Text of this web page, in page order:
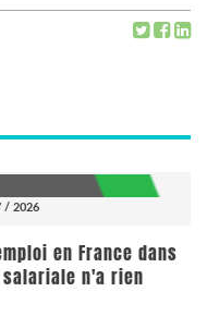
/ 2026
en France dans
n'a rien